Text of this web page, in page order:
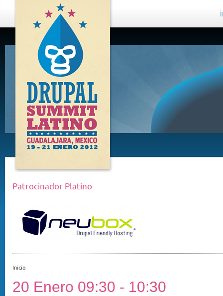
DRUPAL
SUMMIT
LATINO,
GUADALAJARA
2012
Patrocinador Platino
Inicio
20 Enero 09:30 - 10:30